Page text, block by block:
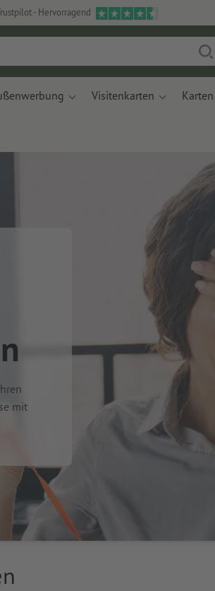
- Hervorragend
Visitenkarten Karten
mit